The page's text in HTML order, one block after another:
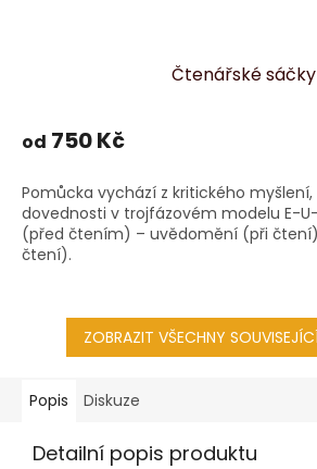
Čtenářské sáčky
od 750 Kč
Pomůcka vychází z kritického
dovednosti v trojfázovém modelu E-
(před čtením) – uvědomění (při
čtení).
ZOBRAZIT VŠECHNY
Popis Diskuze
Detailní popis produktu